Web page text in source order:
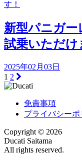
新型パニガー
試乗いただけ
2025年02月03日
1 2
免責事項
プライバシーポ
Copyright © 2026
Ducati Saitama
All rights reserved.